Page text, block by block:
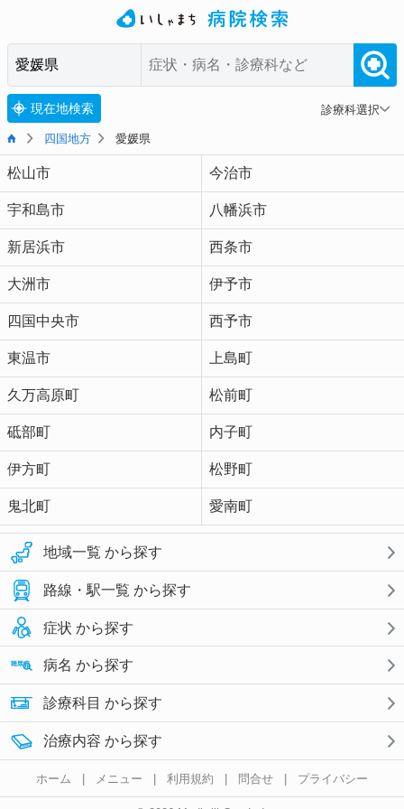
現在地検索 診療科選択
四国地方 愛媛県
松山市 今治市
宇和島市 八幡浜市
新居浜市 西条市
大洲市 伊予市
四国中央市 西予市
東温市 上島町
久万高原町 松前町
砥部町 内子町
伊方町 松野町
鬼北町 愛南町
地域一覧 から探す
路線・駅一覧 から探す
症状 から探す
病名 から探す
診療科目 から探す
治療内容 から探す
ホーム | メニュー | 利用規約 | 問合せ | プライバシー